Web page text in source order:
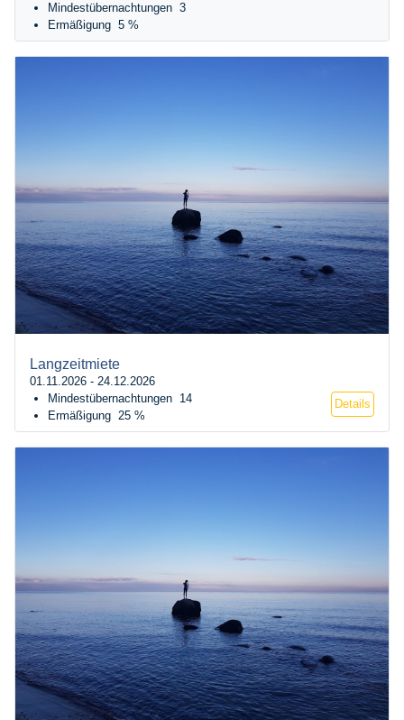
Mindestübernachtungen 3
Ermäßigung 5 %
Langzeitmiete
01.11.2026 - 24.12.2026
Mindestübernachtungen 14
Ermäßigung 25 %
Details